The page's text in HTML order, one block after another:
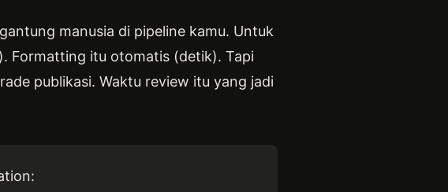
manusia di pipeline kamu. Untuk
Formatting itu otomatis (detik). Tapi
publikasi. Waktu review itu yang jadi